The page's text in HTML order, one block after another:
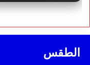
الطقس